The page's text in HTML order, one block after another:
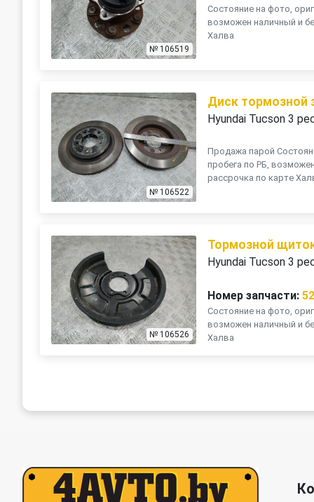
№ 106519
Состояние на фото,
возможен наличный и
Халва
№ 106522
Диск тормозной
Hyundai Tucson 3
Продажа парой
пробега по РБ,
рассрочка по карте
№ 106526
Тормозной
Hyundai Tucson 3
Номер запчасти:
Состояние на фото,
возможен наличный и
Халва